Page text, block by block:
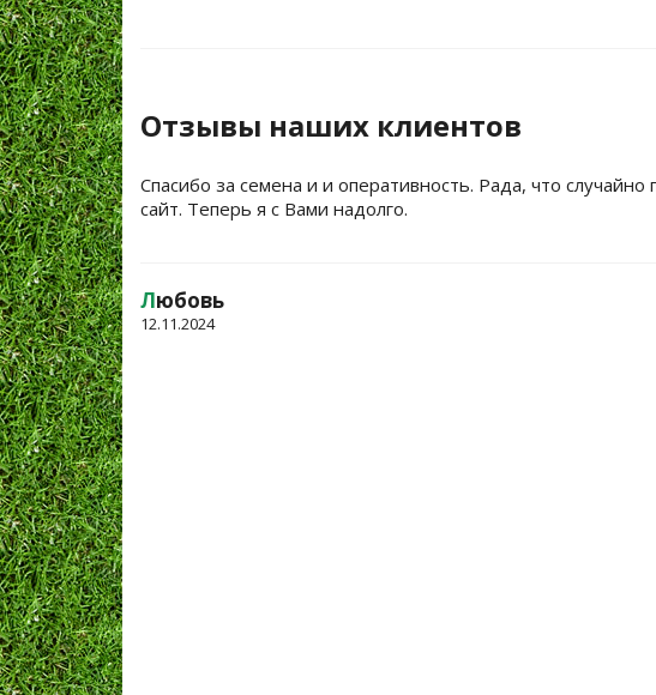
Отзывы наших клиентов
Спасибо за семена и и оперативность. Рада, что случайно
сайт. Теперь я с Вами надолго.
Любовь
12.11.2024